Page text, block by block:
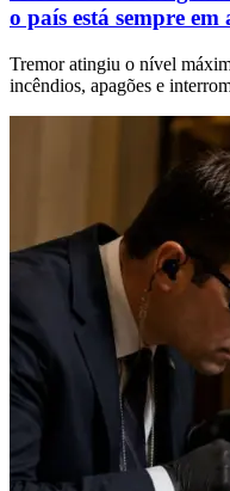
o país está sempre em
Tremor atingiu o nível
incêndios, apagões e